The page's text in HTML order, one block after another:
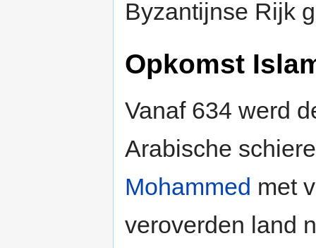
Byzantijnse Rijk
Opkomst
Vanaf 634 werd
Arabische
Mohammed met
veroverden land